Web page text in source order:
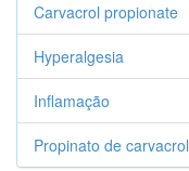
Carvacrol propionate
Hyperalgesia
Inflamação
Propinato de carvacrol